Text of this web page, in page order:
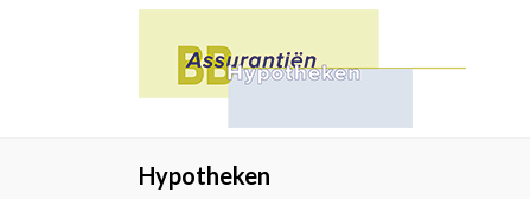
Hypotheken